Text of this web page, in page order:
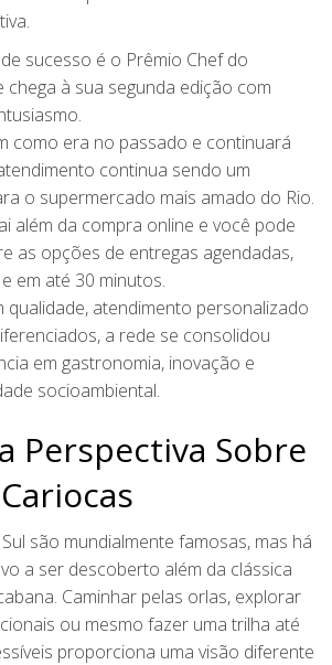
sucesso é o Prêmio Chef do
chega à sua segunda edição com
como era no passado e continuará
continua sendo um
o supermercado mais amado do Rio.
além da compra online e você pode
as opções de entregas agendadas,
em até 30 minutos.
qualidade, atendimento personalizado
a rede se consolidou
em gastronomia, inovação e
socioambiental.
Perspectiva Sobre
são mundialmente famosas, mas há
a ser descoberto além da clássica
Caminhar pelas orlas, explorar
ou mesmo fazer uma trilha até
proporciona uma visão diferente